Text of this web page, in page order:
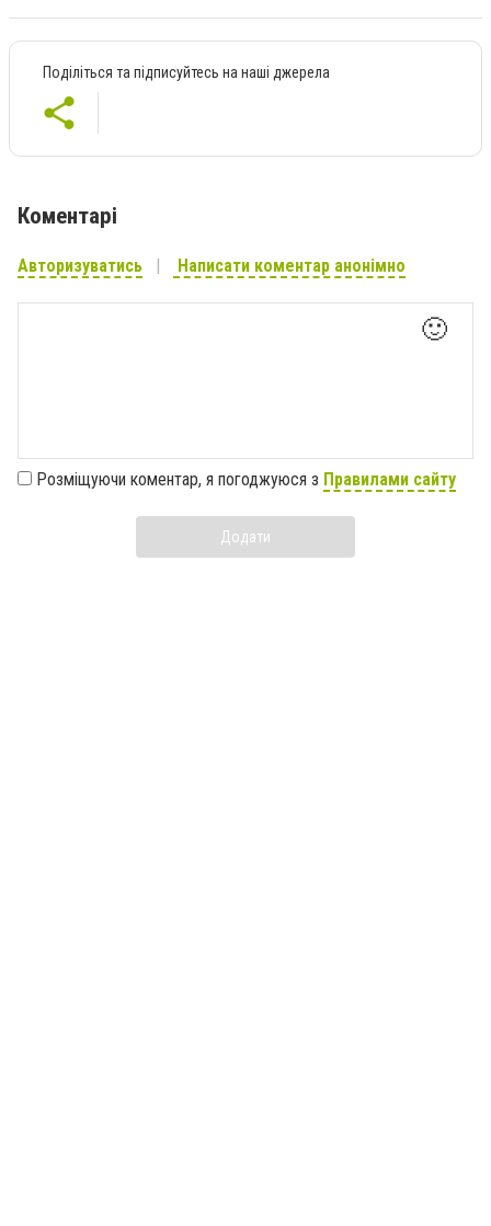
Поділіться та підписуйтесь на наші джерела
Коментарі
Авторизуватись Написати коментар анонімно
🙂
Розміщуючи коментар, я погоджуюся з Правилами сайту
Додати